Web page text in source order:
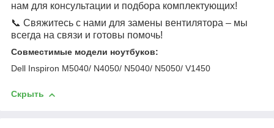
нам для консультации и подбора комплектующих!
📞 Свяжитесь с нами для замены вентилятора – мы
всегда на связи и готовы помочь!
Совместимые модели ноутбуков:
Dell Inspiron M5040/ N4050/ N5040/ N5050/ V1450
Скрыть